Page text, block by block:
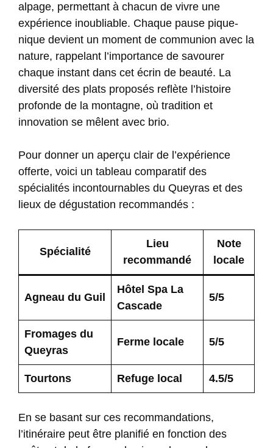
alpage, permettant à chacun de vivre une
expérience inoubliable. Chaque pause pique-
nique devient un moment de communion avec la
nature, rappelant l’importance de savourer
chaque instant dans cet écrin de beauté. La
diversité des plats proposés reflète l’histoire
profonde de la montagne, où tradition et
innovation se mêlent avec brio.
Pour donner un aperçu clair de l’expérience
offerte, voici un tableau comparatif des
spécialités incontournables du Queyras et des
lieux de dégustation recommandés :
Spécialité
Lieu
recommandé
Note
locale
Agneau du Guil
Hôtel Spa La
Cascade
5/5
Fromages du
Queyras
Ferme locale 5/5
Tourtons Refuge local 4.5/5
En se basant sur ces recommandations,
l’itinéraire peut être planifié en fonction des